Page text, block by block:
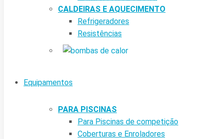
CALDEIRAS E AQUECIMENTO
Refrigeradores
Resistências
Equipamentos
PARA PISCINAS
Para Piscinas de competição
Coberturas e Enroladores